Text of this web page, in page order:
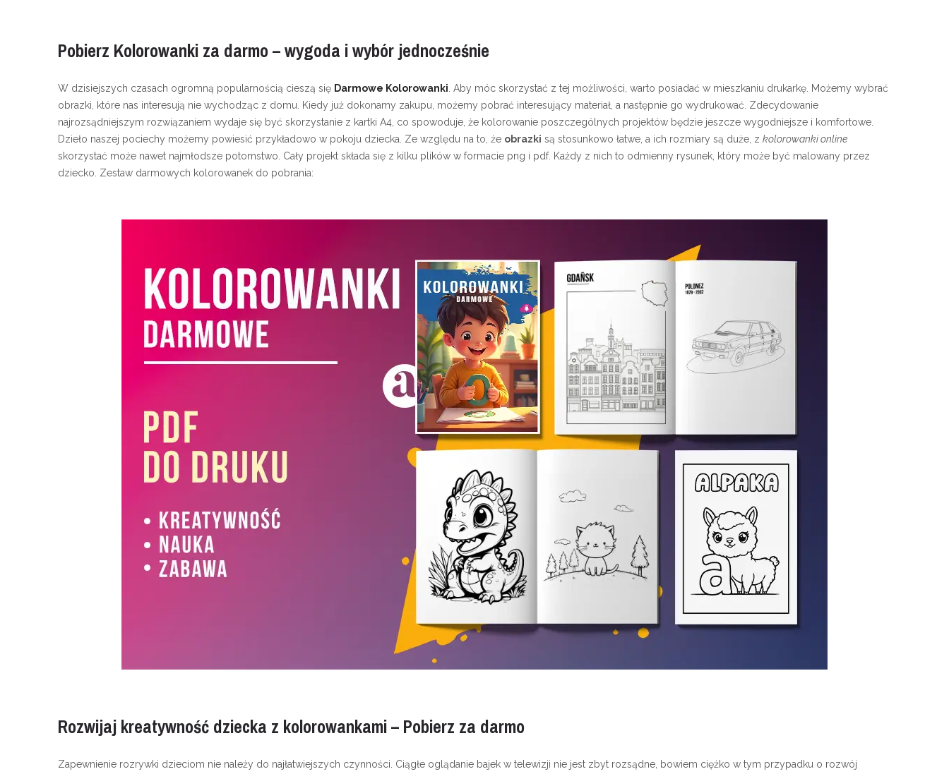
Pobierz Kolorowanki za darmo – wygoda i wybór jednocześnie
W dzisiejszych czasach ogromną popularnością cieszą się Darmowe Kolorowanki . Aby móc skorzystać z tej możliwości, warto posiadać w mieszkaniu drukarkę. Możemy wybrać
obrazki, które nas interesują nie wychodząc z domu. Kiedy już dokonamy zakupu, możemy pobrać interesujący materiał, a następnie go wydrukować. Zdecydowanie
najrozsądniejszym rozwiązaniem wydaje się być skorzystanie z kartki A4, co spowoduje, że kolorowanie poszczególnych projektów będzie jeszcze wygodniejsze i komfortowe.
Dzieło naszej pociechy możemy powiesić przykładowo w pokoju dziecka. Ze względu na to, że obrazki są stosunkowo łatwe, a ich rozmiary są duże, z kolorowanki online
skorzystać może nawet najmłodsze potomstwo. Cały projekt składa się z kilku plików w formacie png i pdf. Każdy z nich to odmienny rysunek, który może być malowany przez
dziecko. Zestaw darmowych kolorowanek do pobrania:
Rozwijaj kreatywność dziecka z kolorowankami – Pobierz za darmo
Zapewnienie rozrywki dzieciom nie należy do najłatwiejszych czynności. Ciągłe oglądanie bajek w telewizji nie jest zbyt rozsądne, bowiem ciężko w tym przypadku o rozwój